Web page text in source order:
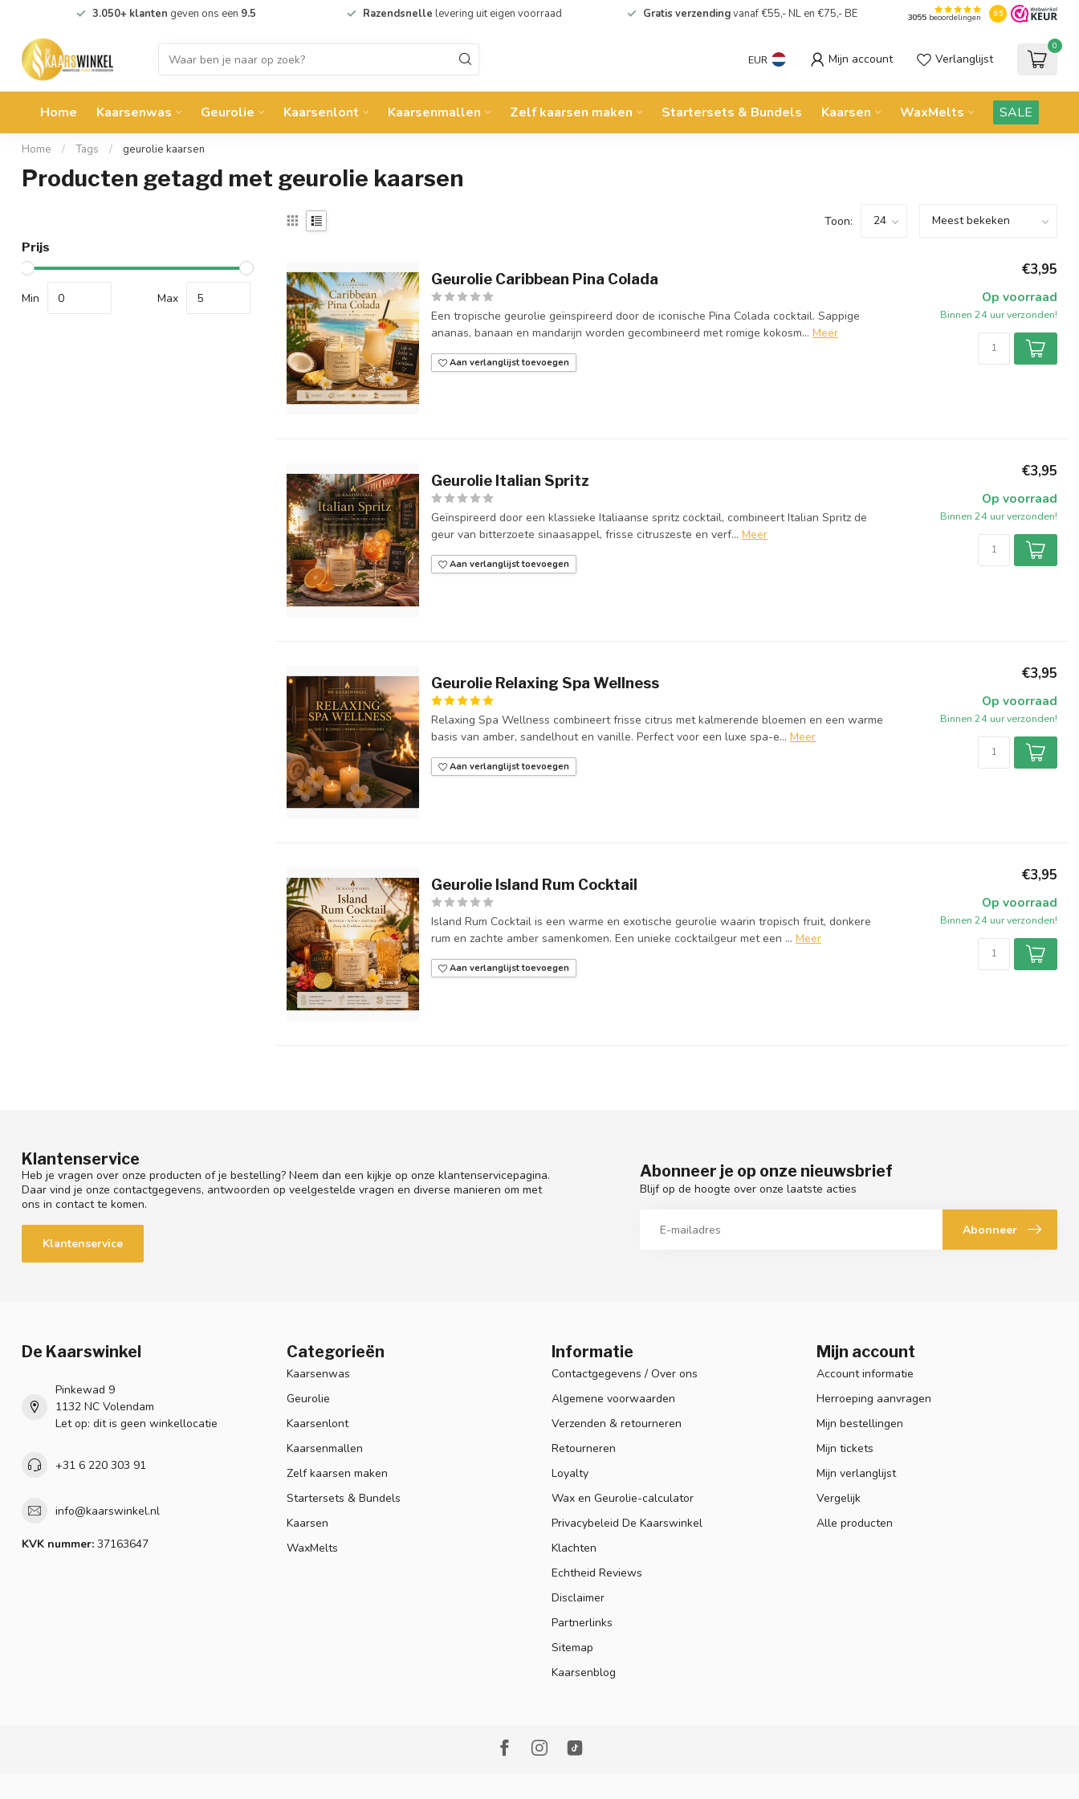
3.050+ klanten geven ons een 9.5 Razendsnelle levering uit eigen voorraad Gratis verzendingvanaf €55,- NL en €75,- BE 3055beoordelingen 9.5
EUR Mijn account Verlanglijst
0
Home Kaarsenwas Geurolie Kaarsenlont Kaarsenmallen Zelf kaarsen maken Startersets & Bundels Kaarsen WaxMelts SALE
Home / Tags / geurolie kaarsen
Producten getagd met geurolie kaarsen
Prijs
Min Max
Toon:
Geurolie Caribbean Pina Colada
Een tropische geurolie geïnspireerd door de iconische Pina Colada cocktail. Sappige
ananas, banaan en mandarijn worden gecombineerd met romige kokosm... Meer
Aan verlanglijst toevoegen
€3,95
Op voorraad
Binnen 24 uur verzonden!
Geurolie Italian Spritz
Geïnspireerd door een klassieke Italiaanse spritz cocktail, combineert Italian Spritz de
geur van bitterzoete sinaasappel, frisse citruszeste en verf... Meer
Aan verlanglijst toevoegen
€3,95
Op voorraad
Binnen 24 uur verzonden!
Geurolie Relaxing Spa Wellness
Relaxing Spa Wellness combineert frisse citrus met kalmerende bloemen en een warme
basis van amber, sandelhout en vanille. Perfect voor een luxe spa-e... Meer
Aan verlanglijst toevoegen
€3,95
Op voorraad
Binnen 24 uur verzonden!
Geurolie Island Rum Cocktail
Island Rum Cocktail is een warme en exotische geurolie waarin tropisch fruit, donkere
rum en zachte amber samenkomen. Een unieke cocktailgeur met een ... Meer
Aan verlanglijst toevoegen
€3,95
Op voorraad
Binnen 24 uur verzonden!
Klantenservice
Heb je vragen over onze producten of je bestelling? Neem dan een kijkje op onze klantenservicepagina.
Daar vind je onze contactgegevens, antwoorden op veelgestelde vragen en diverse manieren om met
ons in contact te komen.
Klantenservice
Abonneer je op onze nieuwsbrief
Blijf op de hoogte over onze laatste acties
Abonneer
De Kaarswinkel
Pinkewad 9
1132 NC Volendam
Let op: dit is geen winkellocatie
+31 6 220 303 91
info@kaarswinkel.nl
KVK nummer: 37163647
Categorieën
Kaarsenwas
Geurolie
Kaarsenlont
Kaarsenmallen
Zelf kaarsen maken
Startersets & Bundels
Kaarsen
WaxMelts
Informatie
Contactgegevens / Over ons
Algemene voorwaarden
Verzenden & retourneren
Retourneren
Loyalty
Wax en Geurolie-calculator
Privacybeleid De Kaarswinkel
Klachten
Echtheid Reviews
Disclaimer
Partnerlinks
Sitemap
Kaarsenblog
Mijn account
Account informatie
Herroeping aanvragen
Mijn bestellingen
Mijn tickets
Mijn verlanglijst
Vergelijk
Alle producten